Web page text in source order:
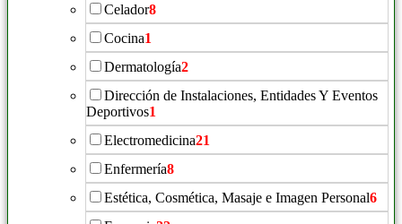
Celador8
Cocina1
Dermatología2
Dirección de Instalaciones, Entidades Y Eventos
Deportivos1
Electromedicina21
Enfermería8
Estética, Cosmética, Masaje e Imagen Personal6